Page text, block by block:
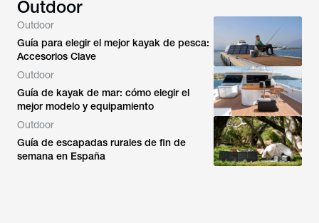
Outdoor
Outdoor
Guía para elegir el mejor kayak de pesca:
Accesorios Clave
Outdoor
Guía de kayak de mar: cómo elegir el
mejor modelo y equipamiento
Outdoor
Guía de escapadas rurales de fin de
semana en España